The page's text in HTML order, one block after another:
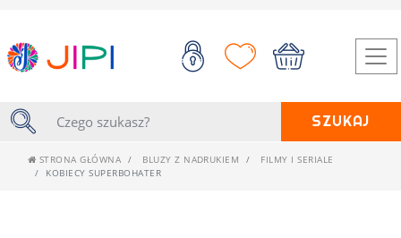
SZUKAJ
STRONA GŁÓWNA BLUZY Z NADRUKIEM
FILMY I SERIALE
KOBIECY SUPERBOHATER